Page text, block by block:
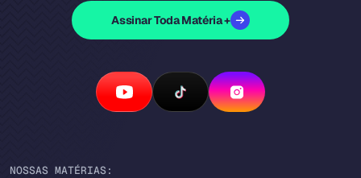
Assinar Toda Matéria +
NOSSAS MATÉRIAS: